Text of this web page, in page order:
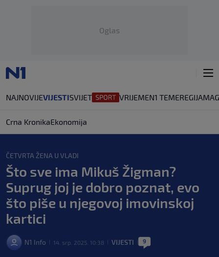
Oglas
NAJNOVIJEVIJESTISVIJET VRIJEMEN1 TEMEREGIJA
Crna KronikaEkonomija
ČETVRTA ŽENA U VLADI
Što sve ima Mikuš Žigman?
Suprug joj je dobro poznat, evo
što piše u njegovoj imovinskoj
kartici
N1 Info 14. srp. 2025. 10:38 VIJESTI 9